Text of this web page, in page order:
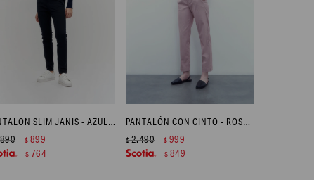
PANTALON SLIM JANIS - AZUL MARINO
$ 899
$ 764
PANTALÓN CON CINTO - ROSA PASTEL
$2.490 $ 999
$ 849